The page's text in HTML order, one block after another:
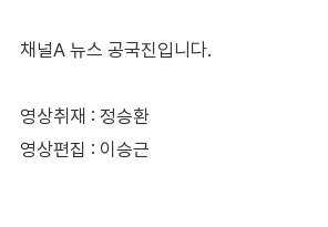
채널A 뉴스 공국진입니다.
영상취재 : 정승환
영상편집 : 이승근